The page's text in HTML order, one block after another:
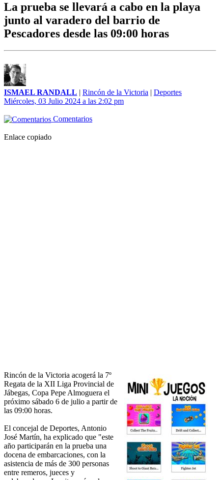
La prueba se llevará a cabo en la playa
junto al varadero del barrio de
Pescadores desde las 09:00 horas
ISMAEL RANDALL | Rincón de la Victoria | Deportes
Miércoles, 03 Julio 2024 a las 2:02 pm
Comentarios
Enlace copiado
Rincón de la Victoria acogerá la 7º
Regata de la XII Liga Provincial de
Jábegas, Copa Pepe Almoguera el
próximo sábado 6 de julio a partir de
las 09:00 horas.
El concejal de Deportes, Antonio
José Martín, ha explicado que "este
año participarán en la prueba una
docena de embarcaciones, con la
asistencia de más de 300 personas
entre remeros, jueces y